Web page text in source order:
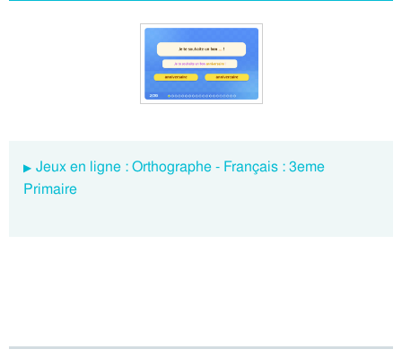
Jeux en ligne : Orthographe - Français : 3eme
Primaire